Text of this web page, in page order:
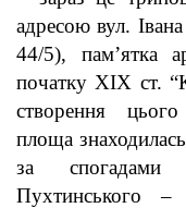
адресою вул.
44/5), пам’ятка
початку ХІХ ст.
створення
площа
за
Пухтинського –